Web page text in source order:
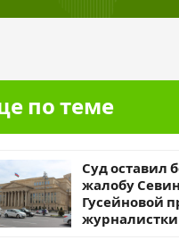
по теме
Суд оставил
жалобу
Гусейновой
журналистки